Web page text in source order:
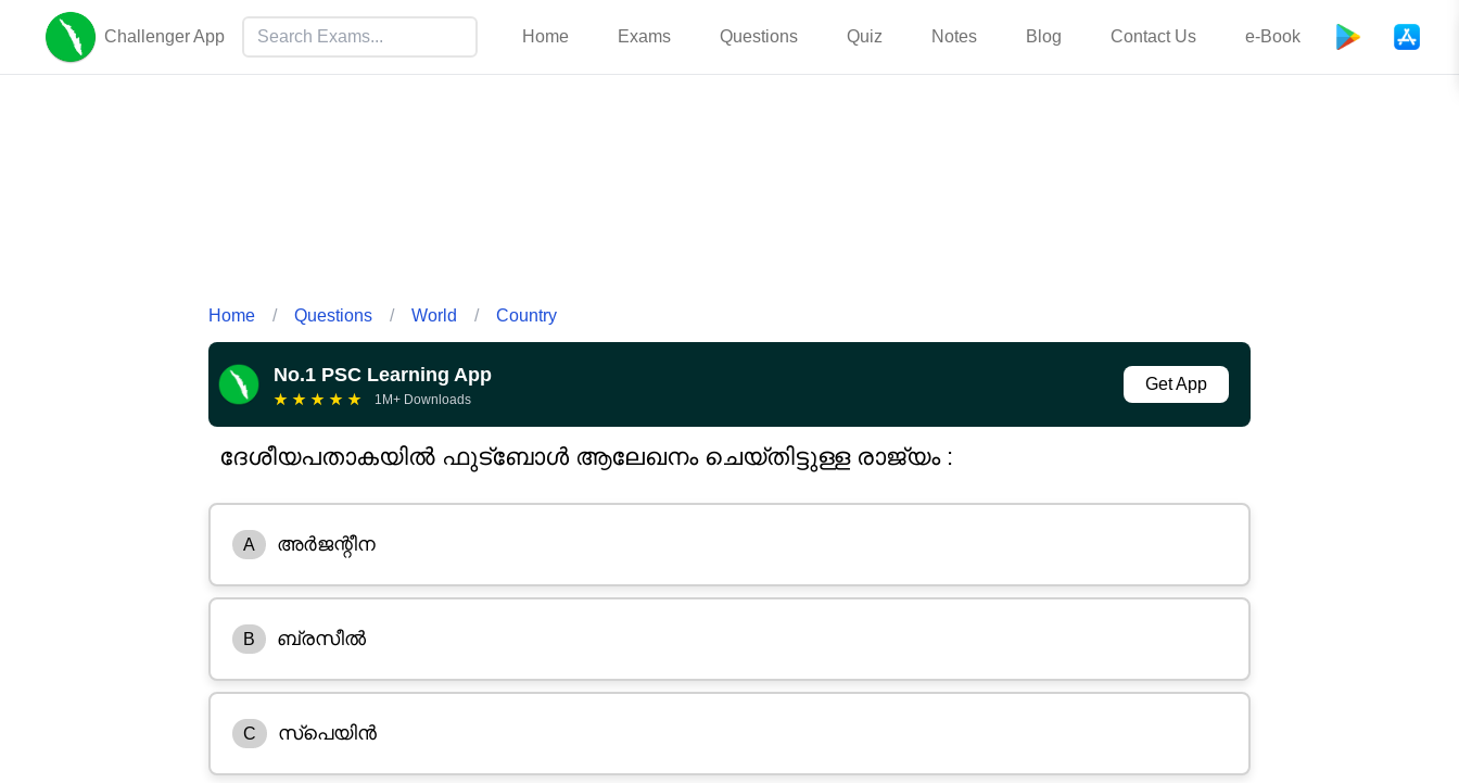
Challenger App Home Exams Questions Quiz Notes Blog Contact Us e-Book
Home / Questions / World / Country
No.1 PSC Learning App
★ ★ ★ ★ ★ 1M+ Downloads
Get App
ദേശീയപതാകയിൽ ഫുട്ബോൾ ആലേഖനം ചെയ്തിട്ടുള്ള രാജ്യം :
A അർജന്റീന
B ബ്രസീൽ
C സ്പെയിൻ